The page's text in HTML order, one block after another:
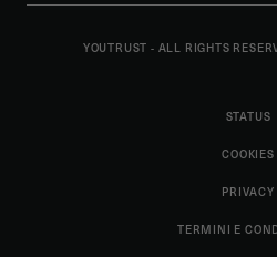
YOUTRUST - ALL RIGHTS
STATUS
COOKIES
PRIVACY
TERMINI E